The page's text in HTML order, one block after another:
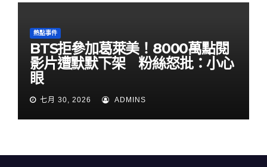
熱點事件
BTS拒參加葛萊美！8000萬點閱
影片遭默默下架 粉絲怒批：小心
眼
七月 30, 2026 ADMINS